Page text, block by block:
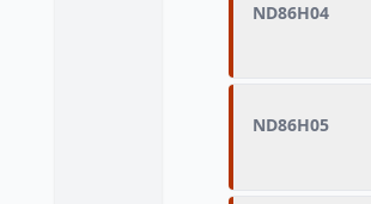
ND86H04
ND86H05